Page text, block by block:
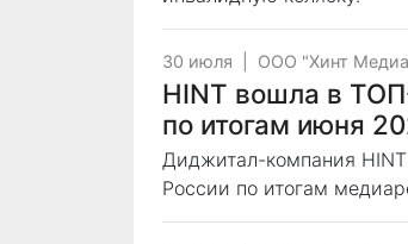
30 июля ООО "Хинт
HINT вошла в
по итогам июня
Диджитал-компания
России по итогам